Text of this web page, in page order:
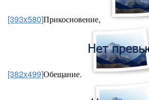
[393x580]Прикосновение,
[382x499]Обещание.